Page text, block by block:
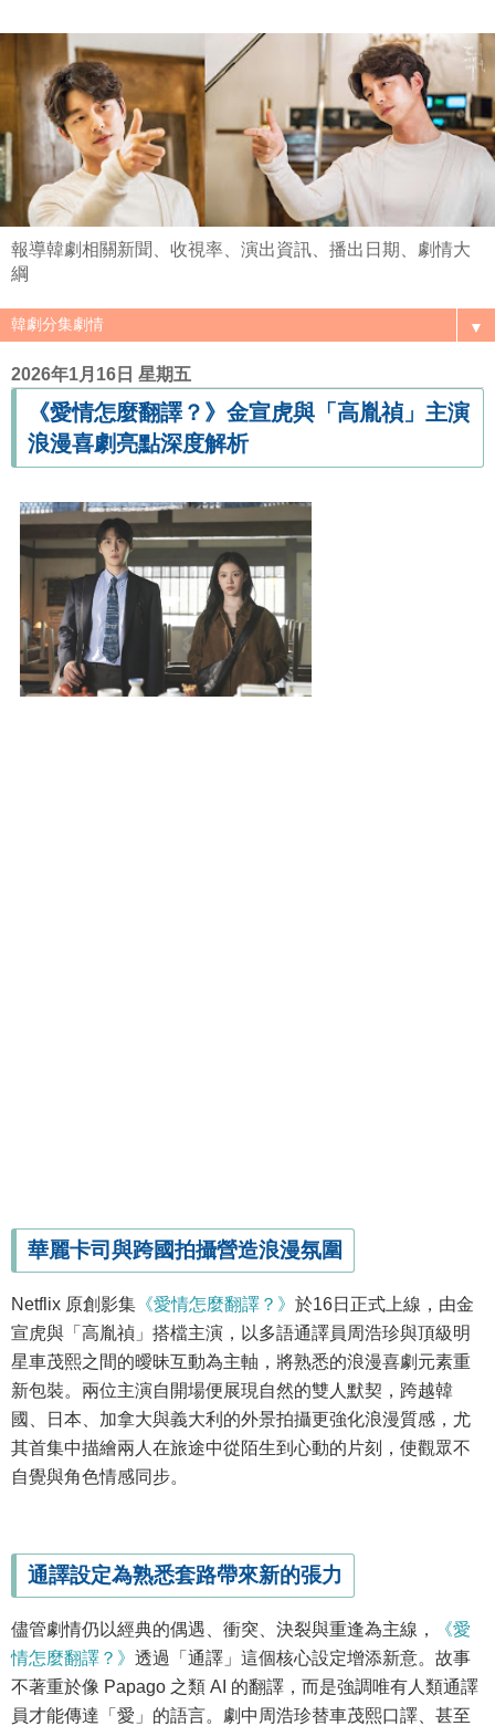
報導韓劇相關新聞、收視率、演出資訊、播出日期、劇情大
綱
▼
2026年1月16日 星期五
《愛情怎麼翻譯？》金宣虎與「高胤禎」主演
浪漫喜劇亮點深度解析
華麗卡司與跨國拍攝營造浪漫氛圍
Netflix 原創影集 《愛情怎麼翻譯？》 於16日正式上線，由金
宣虎與「高胤禎」搭檔主演，以多語通譯員周浩珍與頂級明
星車茂熙之間的曖昧互動為主軸，將熟悉的浪漫喜劇元素重
新包裝。兩位主演自開場便展現自然的雙人默契，跨越韓
國、日本、加拿大與義大利的外景拍攝更強化浪漫質感，尤
其首集中描繪兩人在旅途中從陌生到心動的片刻，使觀眾不
自覺與角色情感同步。
通譯設定為熟悉套路帶來新的張力
儘管劇情仍以經典的偶遇、衝突、決裂與重逢為主線，
《愛
情怎麼翻譯？》 透過「通譯」這個核心設定增添新意。故事
不著重於像 Papago 之類 AI 的翻譯，而是強調唯有人類通譯
員才能傳達「愛」的語言。劇中周浩珍替車茂熙口譯、甚至